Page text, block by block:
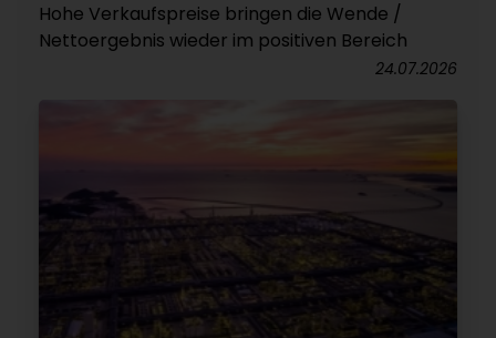
Hohe Verkaufspreise bringen die Wende /
Nettoergebnis wieder im positiven Bereich
24.07.2026